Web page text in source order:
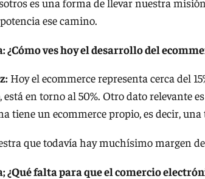
es una forma de llevar nuestra
ese camino.
¿Cómo ves hoy el desarrollo del
Hoy el ecommerce representa cerca del
está en torno al 50%. Otro dato relevante
tiene un ecommerce propio, es decir,
que todavía hay muchísimo margen
¿Qué falta para que el comercio